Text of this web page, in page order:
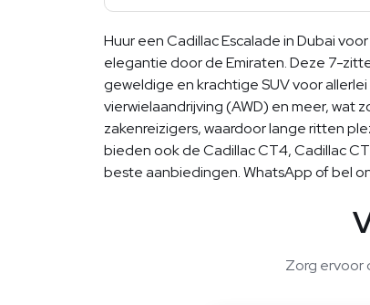
Huur een Cadillac Escalade in Dubai
elegantie door de Emiraten. Deze 7-
geweldige en krachtige SUV voor
vierwielaandrijving (AWD) en meer, wat
zakenreizigers, waardoor lange ritten
bieden ook de Cadillac CT4, Cadillac
beste aanbiedingen. WhatsApp of bel
Zorg ervoor